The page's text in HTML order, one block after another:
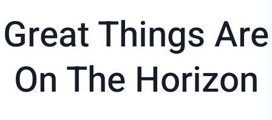
Great Things Are
On The Horizon